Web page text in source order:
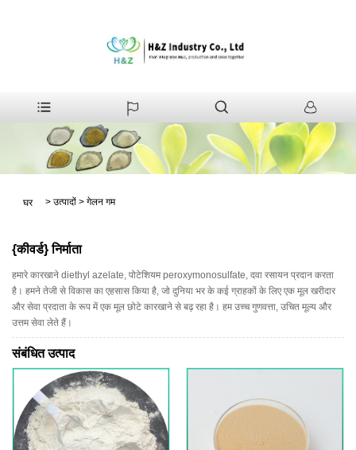
घर > उत्पादों > गेलन गम
{कीवर्ड} निर्माता
हमारे कारखाने diethyl azelate, पोटेशियम peroxymonosulfate, दवा रसायन प्रदान करता
है। हमने तेजी से विकास का एहसास किया है, जो दुनिया भर के कई ग्राहकों के लिए एक मूल खरीदार
और सेवा प्रदाता के रूप में एक मूल छोटे कारखाने से बढ़ रहा है। हम उच्च गुणवत्ता, उचित मूल्य और
उत्तम सेवा लेते हैं।
संबंधित उत्पाद